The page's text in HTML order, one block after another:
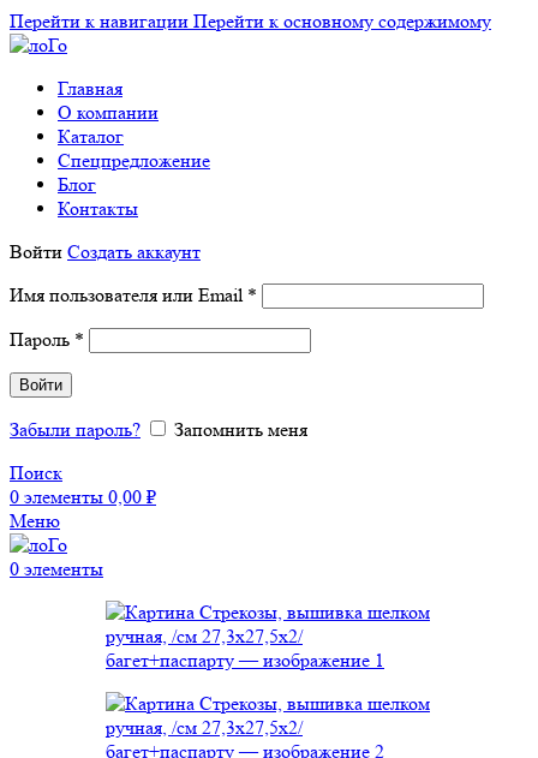
Перейти к навигации Перейти к основному содержимому
Главная
О компании
Каталог
Спецпредложение
Блог
Контакты
Войти Создать аккаунт
Имя пользователя или Email *
Пароль *
Войти
Забыли пароль?
Запомнить меня
Поиск
0 элементы 0,00 ₽
Меню
0 элементы